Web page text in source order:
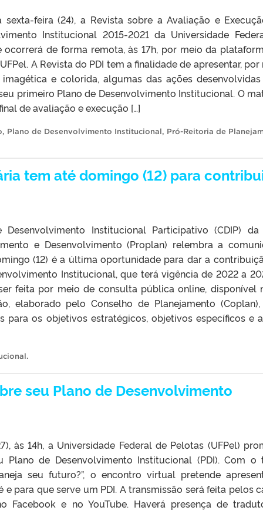
sexta-feira (24), a Revista sobre a Avaliação e
Institucional 2015-2021 da Universidade
ocorrerá de forma remota, às 17h, por meio da
A Revista do PDI tem a finalidade de apresentar, por
e colorida, algumas das ações
primeiro Plano de Desenvolvimento Institucional. O
de avaliação e execução […]
, Plano de Desenvolvimento Institucional, Pró-Reitoria de
tem até domingo (12) para
Desenvolvimento Institucional Participativo (CDIP)
e Desenvolvimento (Proplan) relembra a
(12) é a última oportunidade para dar a
Institucional, que terá vigência de 2022 a
feita por meio de consulta pública online, disponível
elaborado pelo Conselho de Planejamento
para os objetivos estratégicos, objetivos específicos e
.
seu Plano de Desenvolvimento
às 14h, a Universidade Federal de Pelotas (UFPel)
Plano de Desenvolvimento Institucional (PDI). Com o
seu futuro?”, o encontro virtual pretende
e para que serve um PDI. A transmissão será feita pelos
Facebook e no YouTube. Haverá presença de